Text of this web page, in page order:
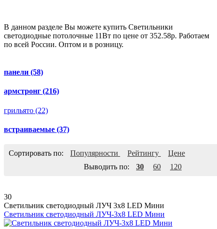
В данном разделе Вы можете купить Светильники
светодиодные потолочные 11Вт по цене от 352.58р. Работаем
по всей России. Оптом и в розницу.
панели (58)
армстронг (216)
грильято (22)
встраиваемые (37)
Сортировать по: Популярности Рейтингу
Цене
Выводить по:
30 60 120
30
Светильник светодиодный ЛУЧ 3х8 LED Мини
Светильник светодиодный ЛУЧ-3х8 LED Мини